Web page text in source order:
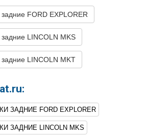
Turbocharged
2016
V6 3.5L TURBO -
Turbocharged
2016 V6 3.7L
2015
V6 3.5L TURBO -
Turbocharged
2015 V6 3.7L
FORD EXPLORER
LINCOLN MKS
LINCOLN MKT
ЗАДНИЕ FORD EXPLORER
ЗАДНИЕ LINCOLN MKS